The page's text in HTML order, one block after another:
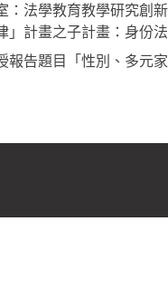
：法學教育教學研究創
」計畫之子計畫：身份
報告題目「性別、多元